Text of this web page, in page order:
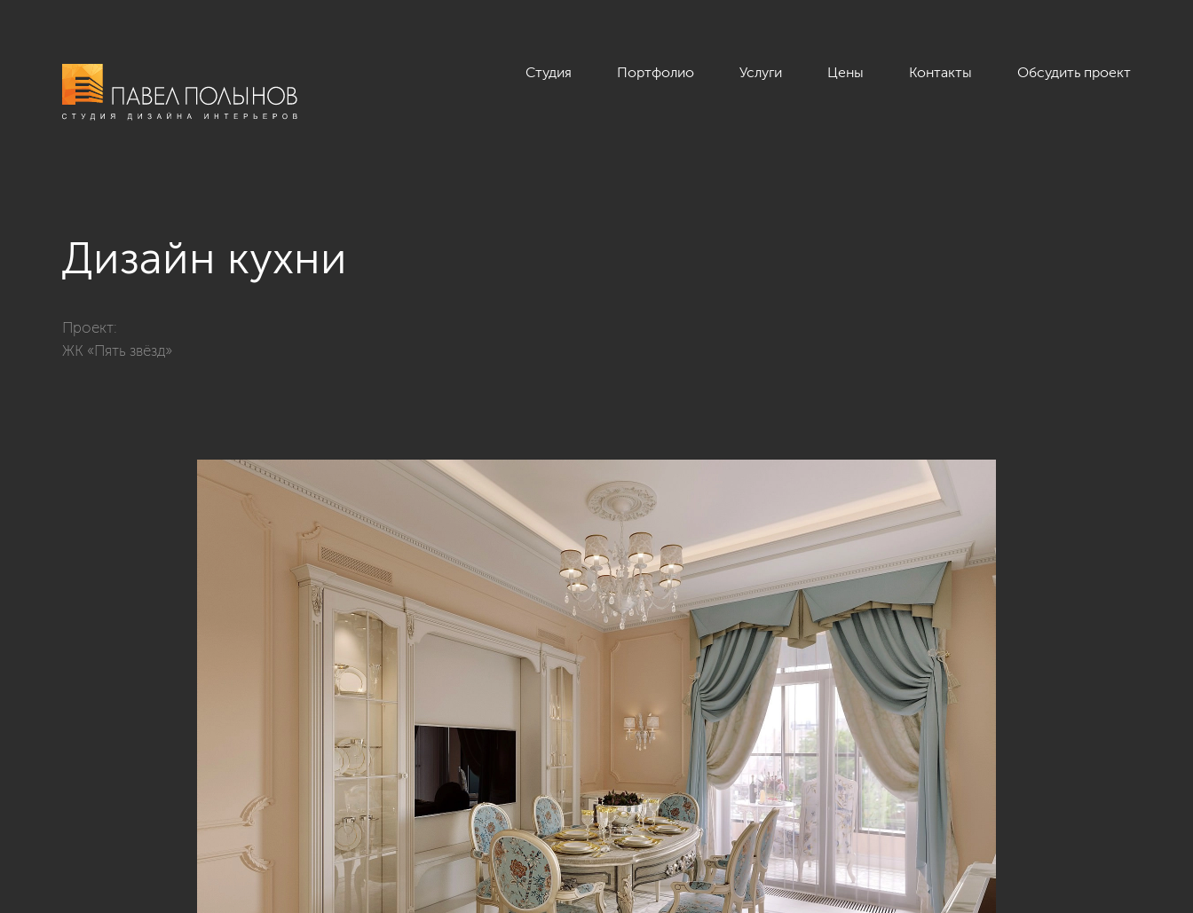
Студия Портфолио Услуги Цены Контакты Обсудить проект
Дизайн кухни
Проект:
ЖК «Пять звёзд»